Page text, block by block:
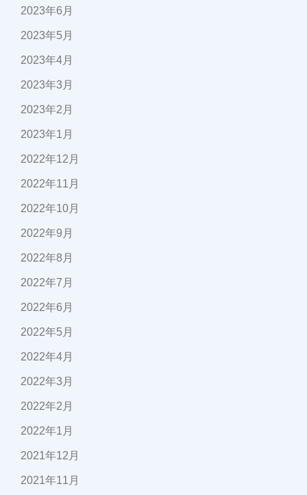
2023年6月
2023年5月
2023年4月
2023年3月
2023年2月
2023年1月
2022年12月
2022年11月
2022年10月
2022年9月
2022年8月
2022年7月
2022年6月
2022年5月
2022年4月
2022年3月
2022年2月
2022年1月
2021年12月
2021年11月